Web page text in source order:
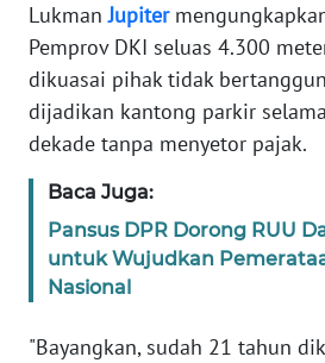
LukmanJupiter
Pemprov DKI seluas 4.300
dikuasai pihak tidak
dijadikan kantong parkir
dekade tanpa menyetor pajak.
Baca Juga:
Pansus DPR Dorong RUU
untuk Wujudkan
Nasional
"Bayangkan, sudah 21 tahun
KONTAK
KAMI
INFO
IKLAN
TENTANG
PEDOMAN